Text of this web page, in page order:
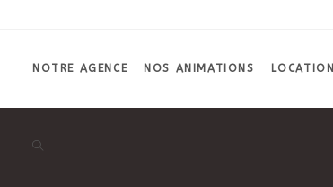
NOTRE AGENCE NOS ANIMATIONS LOCATION